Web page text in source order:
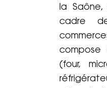
la
cadre
(four,